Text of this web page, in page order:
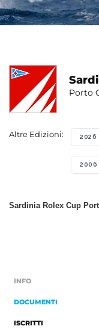
Porto
Altre Edizioni: 2026
2006
Sardinia Rolex Cup
INFO
DOCUMENTI
ISCRITTI